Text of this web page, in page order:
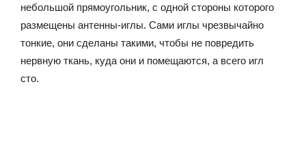
небольшой прямоугольник, с одной стороны которого
размещены антенны-иглы. Сами иглы чрезвычайно
тонкие, они сделаны такими, чтобы не повредить
нервную ткань, куда они и помещаются, а всего игл
сто.